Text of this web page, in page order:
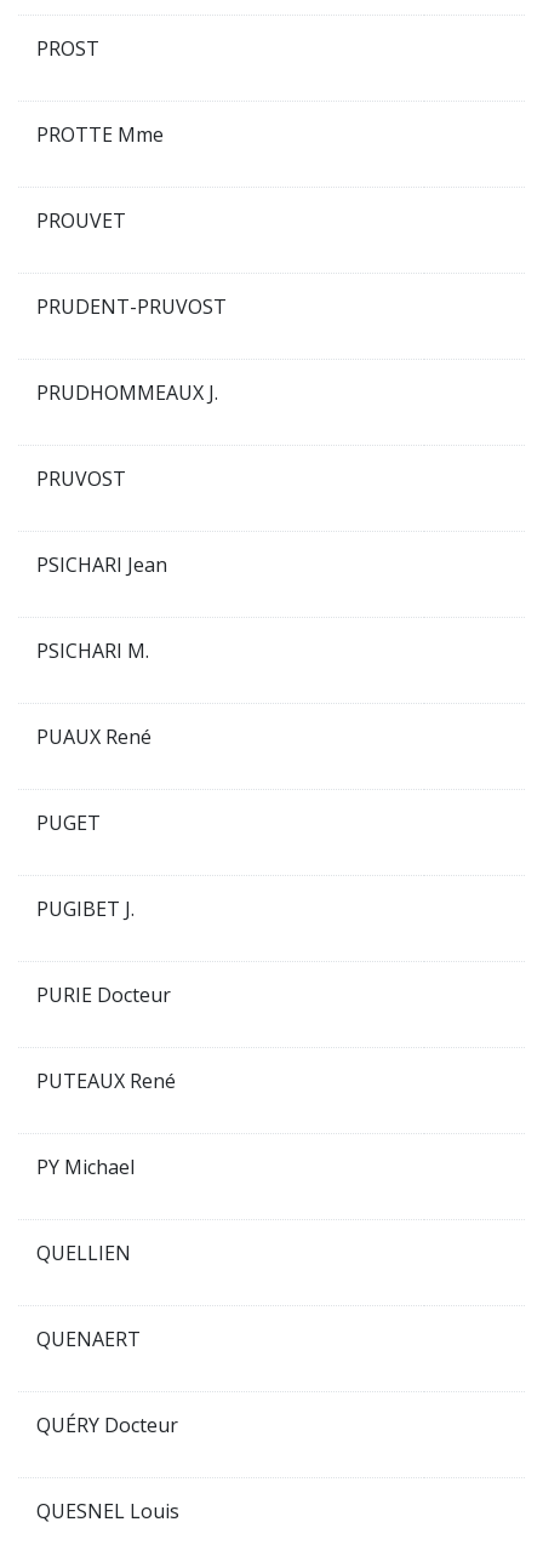
PROST
PROTTE Mme
PROUVET
PRUDENT-PRUVOST
PRUDHOMMEAUX J.
PRUVOST
PSICHARI Jean
PSICHARI M.
PUAUX René
PUGET
PUGIBET J.
PURIE Docteur
PUTEAUX René
PY Michael
QUELLIEN
QUENAERT
QUÉRY Docteur
QUESNEL Louis